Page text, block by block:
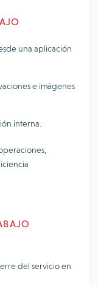
una aplicación
e imágenes
interna.
del servicio en